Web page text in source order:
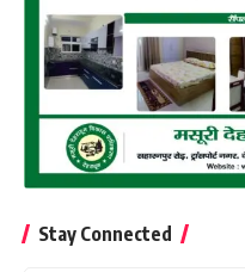
Stay Connected